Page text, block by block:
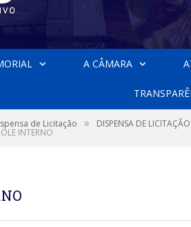
A CÂMARA
de Licitação » DISPENSA DE
INTERNO